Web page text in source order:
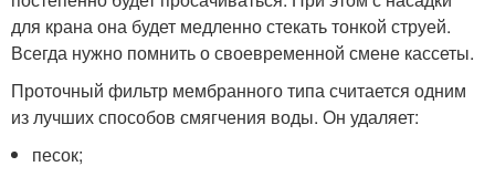
для крана она будет медленно стекать тонкой струей.
Всегда нужно помнить о своевременной смене кассеты.
Проточный фильтр мембранного типа считается одним
из лучших способов смягчения воды. Он удаляет:
песок;